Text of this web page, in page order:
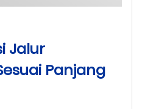
Jalur
Panjang